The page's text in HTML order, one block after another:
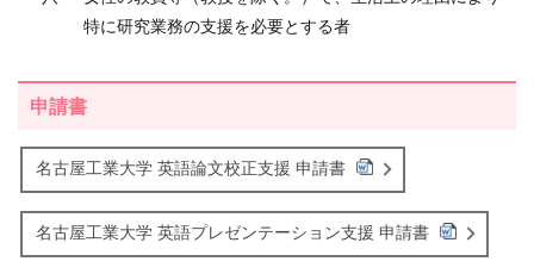
特に研究業務の支援を必要とする者
申請書
名古屋工業大学 英語論文校正支援 申請書
名古屋工業大学 英語プレゼンテーション支援 申請書